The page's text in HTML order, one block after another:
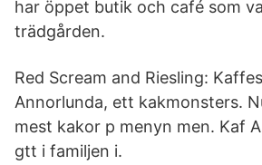
har öppet butik och café som
trädgården.
Red Scream and Riesling:
Annorlunda, ett kakmonsters.
mest kakor p menyn men. Kaf
gtt i familjen i.